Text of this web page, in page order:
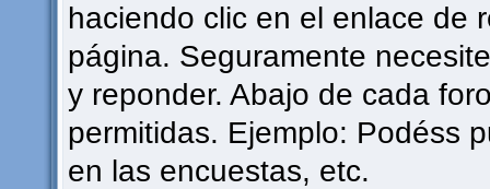
haciendo clic en el enlace de
página. Seguramente
y reponder. Abajo de cada
permitidas. Ejemplo: Podéss
en las encuestas, etc.